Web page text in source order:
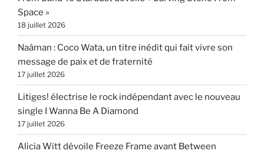
Space »
18 juillet 2026
Naâman : Coco Wata, un titre inédit qui fait vivre son
message de paix et de fraternité
17 juillet 2026
Litiges! électrise le rock indépendant avec le nouveau
single I Wanna Be A Diamond
17 juillet 2026
Alicia Witt dévoile Freeze Frame avant Between